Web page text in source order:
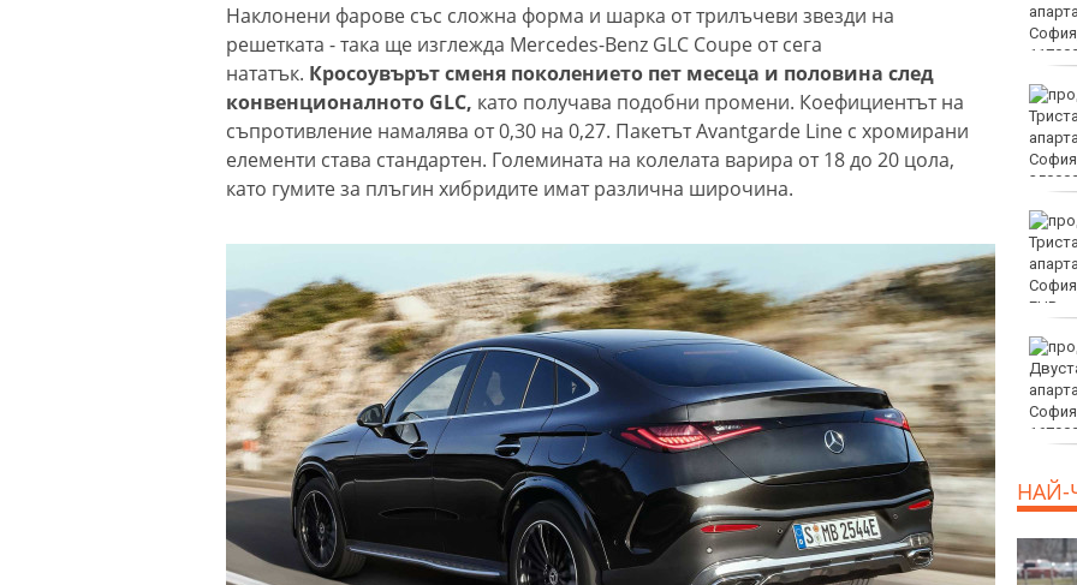
Наклонени фарове със сложна форма и шарка от трилъчеви звезди на
решетката - така ще изглежда Mercedes-Benz GLC Coupe от сега
нататък. Кросоувърът сменя поколението пет месеца и половина след
конвенционалното GLC, като получава подобни промени. Коефициентът на
съпротивление намалява от 0,30 на 0,27. Пакетът Avantgarde Line с хромирани
елементи става стандартен. Големината на колелата варира от 18 до 20 цола,
като гумите за плъгин хибридите имат различна широчина.
Европа
Редица райони на Варна
са без вода в петък
пласиране на фентанил
са започнати във Варна
само през юли
Петролът поскъпва
заради опасенията от
ограничителни мерки в
Ормузкия проток
EUR
800
НАЙ-